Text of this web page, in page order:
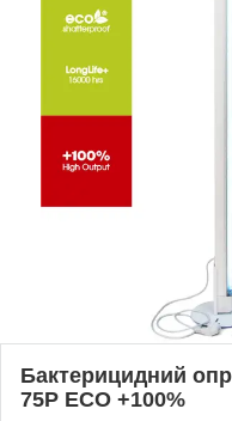
Бактерицидний
75P ECO +100%